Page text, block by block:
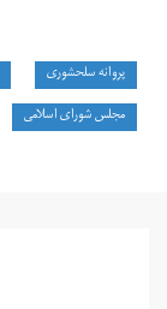
پروانه سلحشوری
مجلس شورای اسلامی